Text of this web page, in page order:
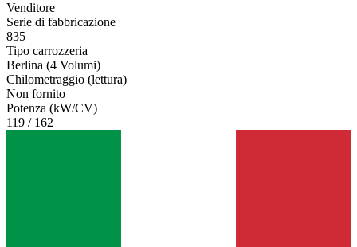
Venditore
Serie di fabbricazione
835
Tipo carrozzeria
Berlina (4 Volumi)
Chilometraggio (lettura)
Non fornito
Potenza (kW/CV)
119 / 162